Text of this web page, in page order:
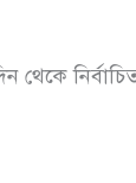
নির্বাচিত